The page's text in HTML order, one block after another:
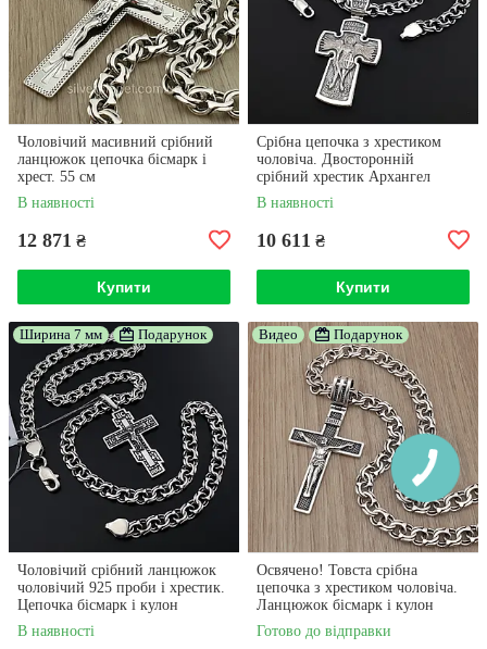
Чоловічий масивний срібний
ланцюжок цепочка бісмарк і
хрест. 55 см
В наявності
12 871 ₴
Купити
Срібна цепочка з хрестиком
чоловіча. Двосторонній
срібний хрестик Архангел
Михайло та ланцюжок бісмарк
В наявності
10 611 ₴
Купити
Ширина 7 мм Подарунок
Чоловічий срібний ланцюжок
чоловічий 925 проби і хрестик.
Цепочка бісмарк і кулон
В наявності
Видео Подарунок
Освячено! Товста срібна
цепочка з хрестиком чоловіча.
Ланцюжок бісмарк і кулон
хрест срібло 925. Довжина 55
см
Готово до відправки